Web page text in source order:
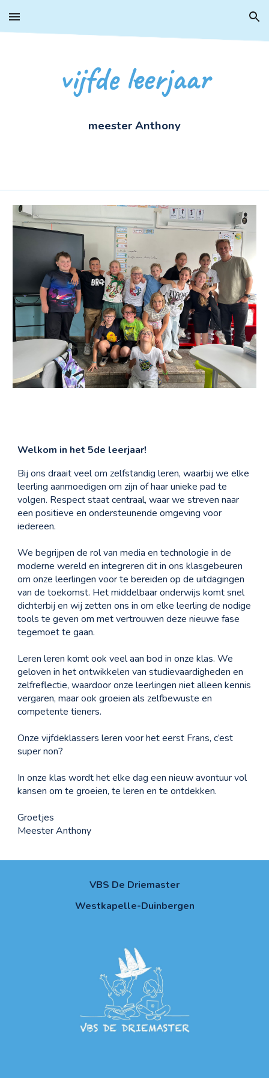
Skip to main content Skip to navigation
vijfdeleerjaar
meesterAnthony
Welkom in het 5de leerjaar!
Bij ons draait veel om zelfstandig leren, waarbij we elke
leerling aanmoedigen om zijn of haar unieke pad te
volgen. Respect staat centraal, waar we streven naar
een positieve en ondersteunende omgeving voor
iedereen.
We begrijpen de rol van media en technologie in de
moderne wereld en integreren dit in ons klasgebeuren
om onze leerlingen voor te bereiden op de uitdagingen
van de toekomst. Het middelbaar onderwijs komt snel
dichterbij en wij zetten ons in om elke leerling de nodige
tools te geven om met vertrouwen deze nieuwe fase
tegemoet te gaan.
Leren leren komt ook veel aan bod in onze klas. We
geloven in het ontwikkelen van studievaardigheden en
zelfreflectie, waardoor onze leerlingen niet alleen kennis
vergaren, maar ook groeien als zelfbewuste en
competente tieners.
Onze vijfdeklassers leren voor het eerst Frans, c’est
super non?
In onze klas wordt het elke dag een nieuw avontuur vol
kansen om te groeien, te leren en te ontdekken.
Groetjes
Meester Anthony
VBS De Driemaster
Westkapelle-Duinbergen